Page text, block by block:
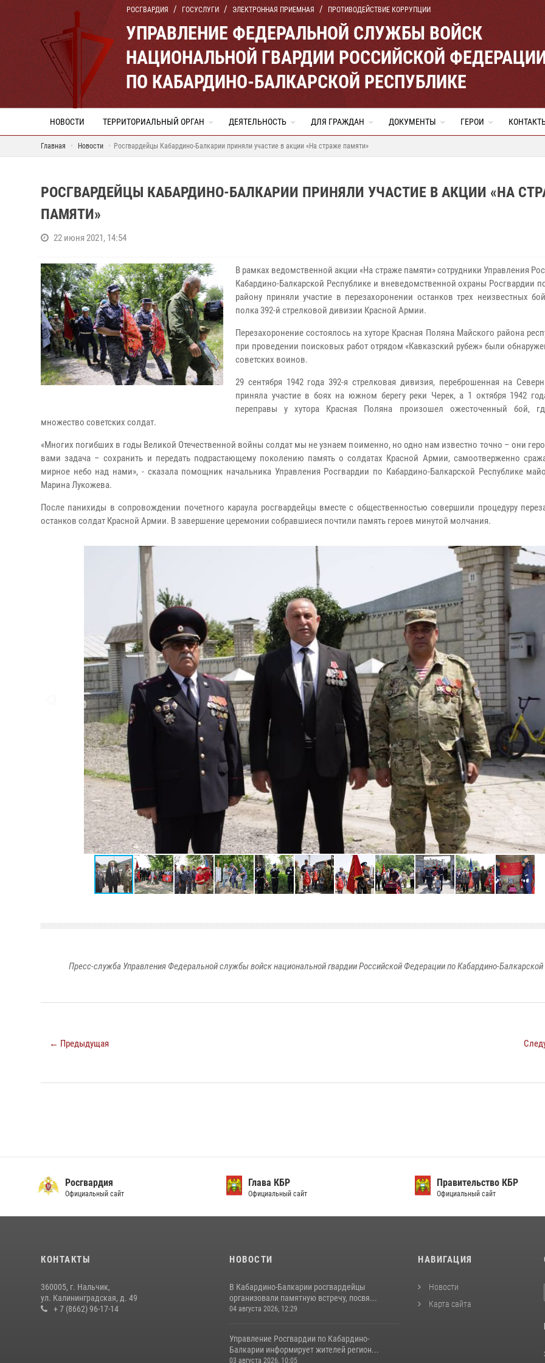
РОСГВАРДИЯ ГОСУСЛУГИ ЭЛЕКТРОННАЯ ПРИЕМНАЯ ПРОТИВОДЕЙСТВИЕ КОРРУПЦИИ
УПРАВЛЕНИЕ ФЕДЕРАЛЬНОЙ СЛУЖБЫ ВОЙСК
НАЦИОНАЛЬНОЙ ГВАРДИИ РОССИЙСКОЙ
ПО КАБАРДИНО-БАЛКАРСКОЙ РЕСПУБЛИКЕ
НОВОСТИ ТЕРРИТОРИАЛЬНЫЙ ОРГАН ДЕЯТЕЛЬНОСТЬ ДЛЯ ГРАЖДАН ДОКУМЕНТЫ ГЕРОИ
Главная Новости Росгвардейцы Кабардино-Балкарии приняли участие в акции «На страже памяти»
РОСГВАРДЕЙЦЫ КАБАРДИНО-БАЛКАРИИ ПРИНЯЛИ УЧАСТИЕ В АКЦИИ «НА
ПАМЯТИ»
22 июня 2021, 14:54
В рамках ведомственной акции «На страже памяти» сотрудники Управления
Кабардино-Балкарской Республике и вневедомственной охраны Росгвардии
району приняли участие в перезахоронении останков трех неизвестных
полка 392-й стрелковой дивизии Красной Армии.
Перезахоронение состоялось на хуторе Красная Поляна Майского района
при проведении поисковых работ отрядом «Кавказский рубеж» были
советских воинов.
29 сентября 1942 года 392-я стрелковая дивизия, переброшенная на
приняла участие в боях на южном берегу реки Черек, а 1 октября 1942
переправы у хутора Красная Поляна произошел ожесточенный бой,
множество советских солдат.
«Многих погибших в годы Великой Отечественной войны солдат мы не узнаем поименно, но одно нам известно точно – они
вами задача – сохранить и передать подрастающему поколению память о солдатах Красной Армии, самоотверженно
мирное небо над нами», - сказала помощник начальника Управления Росгвардии по Кабардино-Балкарской Республике
Марина Лукожева.
После панихиды в сопровождении почетного караула росгвардейцы вместе с общественностью совершили процедуру
останков солдат Красной Армии. В завершение церемонии собравшиеся почтили память героев минутой молчания.
Пресс-служба Управления Федеральной службы войск национальной гвардии Российской Федерации по Кабардино-Балкарской
← Предыдущая
Росгвардия
Официальный сайт
Глава КБР
Официальный сайт
Правительство КБР
Официальный сайт
КОНТАКТЫ
360005, г. Нальчик,
ул. Калининградская, д. 49
+ 7 (8662) 96-17-14
НОВОСТИ
В Кабардино-Балкарии росгвардейцы
организовали памятную встречу, посвя...
04 августа 2026, 12:29
Управление Росгвардии по Кабардино-
Балкарии информирует жителей регион...
03 августа 2026, 10:05
НАВИГАЦИЯ
Новости
Карта сайта